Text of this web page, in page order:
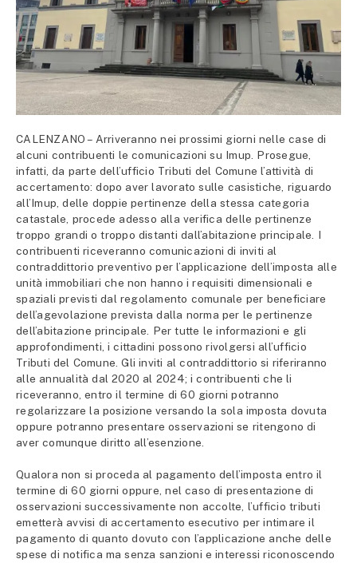
CALENZANO – Arriveranno nei prossimi giorni nelle case di
alcuni contribuenti le comunicazioni su Imup. Prosegue,
infatti, da parte dell’ufficio Tributi del Comune l’attività di
accertamento: dopo aver lavorato sulle casistiche, riguardo
all’Imup, delle doppie pertinenze della stessa categoria
catastale, procede adesso alla verifica delle pertinenze
troppo grandi o troppo distanti dall’abitazione principale. I
contribuenti riceveranno comunicazioni di inviti al
contraddittorio preventivo per l’applicazione dell’imposta alle
unità immobiliari che non hanno i requisiti dimensionali e
spaziali previsti dal regolamento comunale per beneficiare
dell’agevolazione prevista dalla norma per le pertinenze
dell’abitazione principale. Per tutte le informazioni e gli
approfondimenti, i cittadini possono rivolgersi all’ufficio
Tributi del Comune. Gli inviti al contraddittorio si riferiranno
alle annualità dal 2020 al 2024; i contribuenti che li
riceveranno, entro il termine di 60 giorni potranno
regolarizzare la posizione versando la sola imposta dovuta
oppure potranno presentare osservazioni se ritengono di
aver comunque diritto all’esenzione.
Qualora non si proceda al pagamento dell’imposta entro il
termine di 60 giorni oppure, nel caso di presentazione di
osservazioni successivamente non accolte, l’ufficio tributi
emetterà avvisi di accertamento esecutivo per intimare il
pagamento di quanto dovuto con l’applicazione anche delle
spese di notifica ma senza sanzioni e interessi riconoscendo